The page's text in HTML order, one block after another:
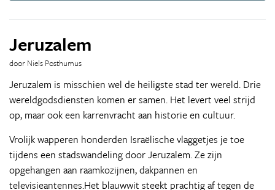
Jeruzalem
door Niels Posthumus
Jeruzalem is misschien wel de heiligste stad ter wereld. Drie
wereldgodsdiensten komen er samen. Het levert veel strijd
op, maar ook een karrenvracht aan historie en cultuur.
Vrolijk wapperen honderden Israëlische vlaggetjes je toe
tijdens een stadswandeling door Jeruzalem. Ze zijn
opgehangen aan raamkozijnen, dakpannen en
televisieantennes.Het blauwwit steekt prachtig af tegen de